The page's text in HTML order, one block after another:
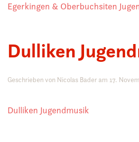
Egerkingen & Oberbuchsiten
Dulliken
Geschrieben von Nicolas Bader am 17.
Dulliken Jugendmusik